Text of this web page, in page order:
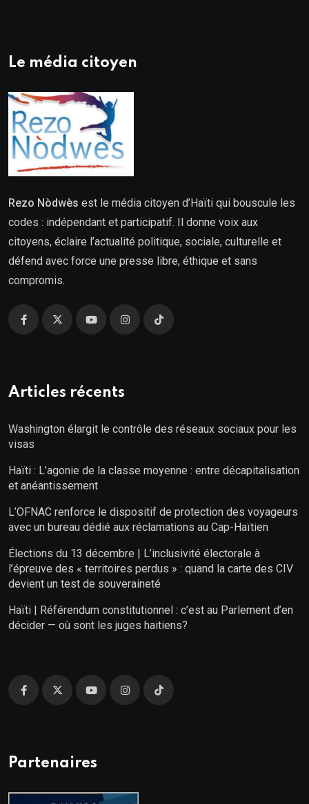
Le média citoyen
Rezo Nòdwès est le média citoyen d’Haïti qui bouscule les
codes : indépendant et participatif. Il donne voix aux
citoyens, éclaire l’actualité politique, sociale, culturelle et
défend avec force une presse libre, éthique et sans
compromis.
Articles récents
Washington élargit le contrôle des réseaux sociaux pour les
visas
Haïti : L’agonie de la classe moyenne : entre décapitalisation
et anéantissement
L’OFNAC renforce le dispositif de protection des voyageurs
avec un bureau dédié aux réclamations au Cap-Haïtien
Élections du 13 décembre | L’inclusivité électorale à
l’épreuve des « territoires perdus » : quand la carte des CIV
devient un test de souveraineté
Haïti | Référendum constitutionnel : c’est au Parlement d’en
décider — où sont les juges haitiens?
Partenaires